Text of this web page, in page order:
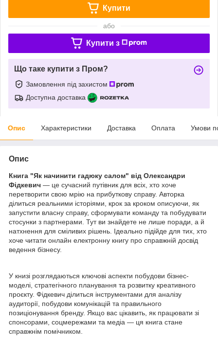
Купити
або
Купити з
Що таке купити з Пром?
Замовлення під захистом
Доступна доставка
Опис Характеристики Доставка Оплата Умови
Опис
Книга "Як начинити гадюку салом" від Олександри
Фідкевич — це сучасний путівник для всіх, хто хоче
перетворити свою мрію на прибуткову справу. Авторка
ділиться реальними історіями, крок за кроком описуючи, як
запустити власну справу, сформувати команду та побудувати
стосунки з партнерами. Тут ви знайдете не лише поради, а й
натхнення для сміливих рішень. Ідеально підійде для тих, хто
хоче читати онлайн електронну книгу про справжній досвід
ведення бізнесу.
У книзі розглядаються ключові аспекти побудови бізнес-
моделі, стратегічного планування та розвитку креативного
проєкту. Фідкевич ділиться інструментами для аналізу
аудиторії, побудови комунікацій та правильного
позиціонування бренду. Якщо вас цікавить, як працювати зі
спонсорами, соцмережами та медіа — ця книга стане
справжнім помічником.